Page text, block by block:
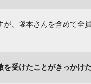
、塚本さんを含めて全
受けたことがきっかけ